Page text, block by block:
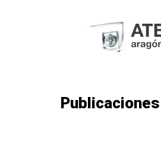
Publicaciones